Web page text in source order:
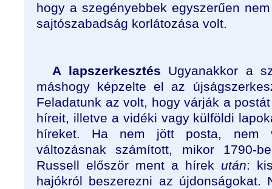
hogy a szegényebbek egyszerűen
sajtószabadság korlátozása volt.
A lapszerkesztés Ugyanakkor a
máshogy képzelte el az
Feladatunk az volt, hogy várják a
híreit, illetve a vidéki vagy külföldi
híreket. Ha nem jött posta, nem
változásnak számított, mikor 1790-
Russell először ment a hírek után:
hajókról beszerezni az újdonságokat.